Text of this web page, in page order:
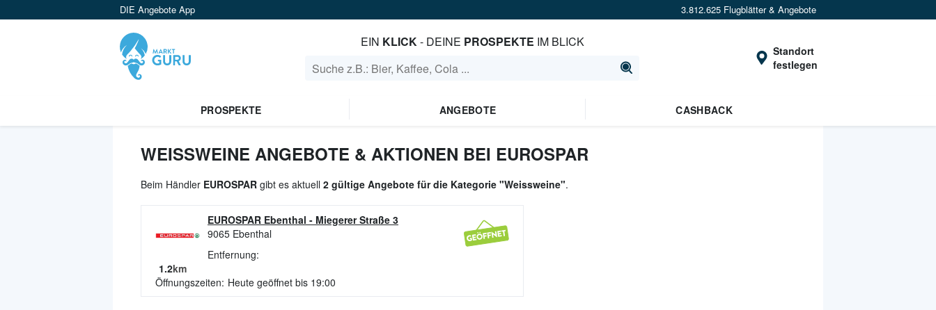
DIE Angebote App 3.812.625 Flugblätter & Angebote
EIN KLICK- DEINE PROSPEKTE IM BLICK
Standort
festlegen
PROSPEKTE ANGEBOTE CASHBACK
WEISSWEINE ANGEBOTE & AKTIONEN BEI EUROSPAR
Beim Händler EUROSPAR gibt es aktuell 2 gültige Angebote für die Kategorie "Weissweine".
EUROSPAR Ebenthal - Miegerer Straße 3
9065 Ebenthal
Entfernung:
1.2km
Öffnungszeiten: Heute geöffnet bis 19:00